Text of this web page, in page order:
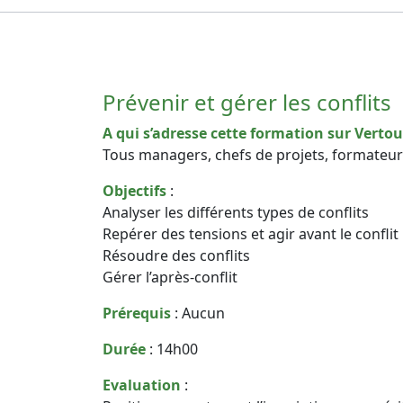
Prévenir et gérer les conflits
A qui s’adresse cette formation sur
Tous managers, chefs de projets,
Objectifs :
Analyser les différents types de conflits
Repérer des tensions et agir avant le conflit
Résoudre des conflits
Gérer l’après-conflit
Prérequis : Aucun
Durée : 14h00
Evaluation :